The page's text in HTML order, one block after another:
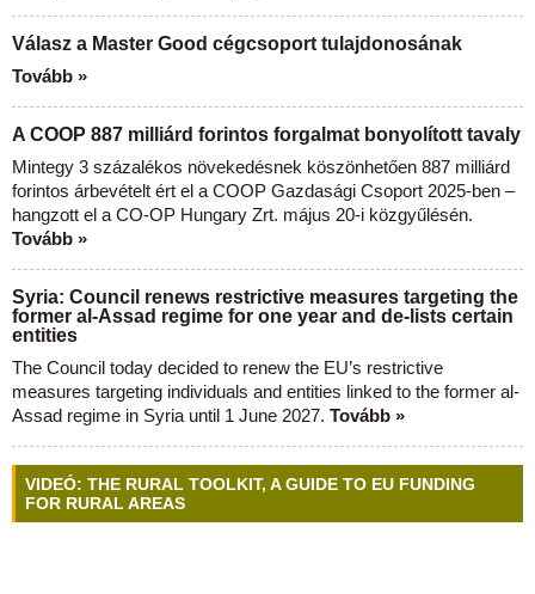
Válasz a Master Good cégcsoport tulajdonosának
Tovább »
A COOP 887 milliárd forintos forgalmat bonyolított tavaly
Mintegy 3 százalékos növekedésnek köszönhetően 887 milliárd
forintos árbevételt ért el a COOP Gazdasági Csoport 2025-ben –
hangzott el a CO-OP Hungary Zrt. május 20-i közgyűlésén.
Tovább »
Syria: Council renews restrictive measures targeting the
former al-Assad regime for one year and de-lists certain
entities
The Council today decided to renew the EU’s restrictive
measures targeting individuals and entities linked to the former al-
Assad regime in Syria until 1 June 2027. Tovább »
VIDEÓ: THE RURAL TOOLKIT, A GUIDE TO EU FUNDING
FOR RURAL AREAS